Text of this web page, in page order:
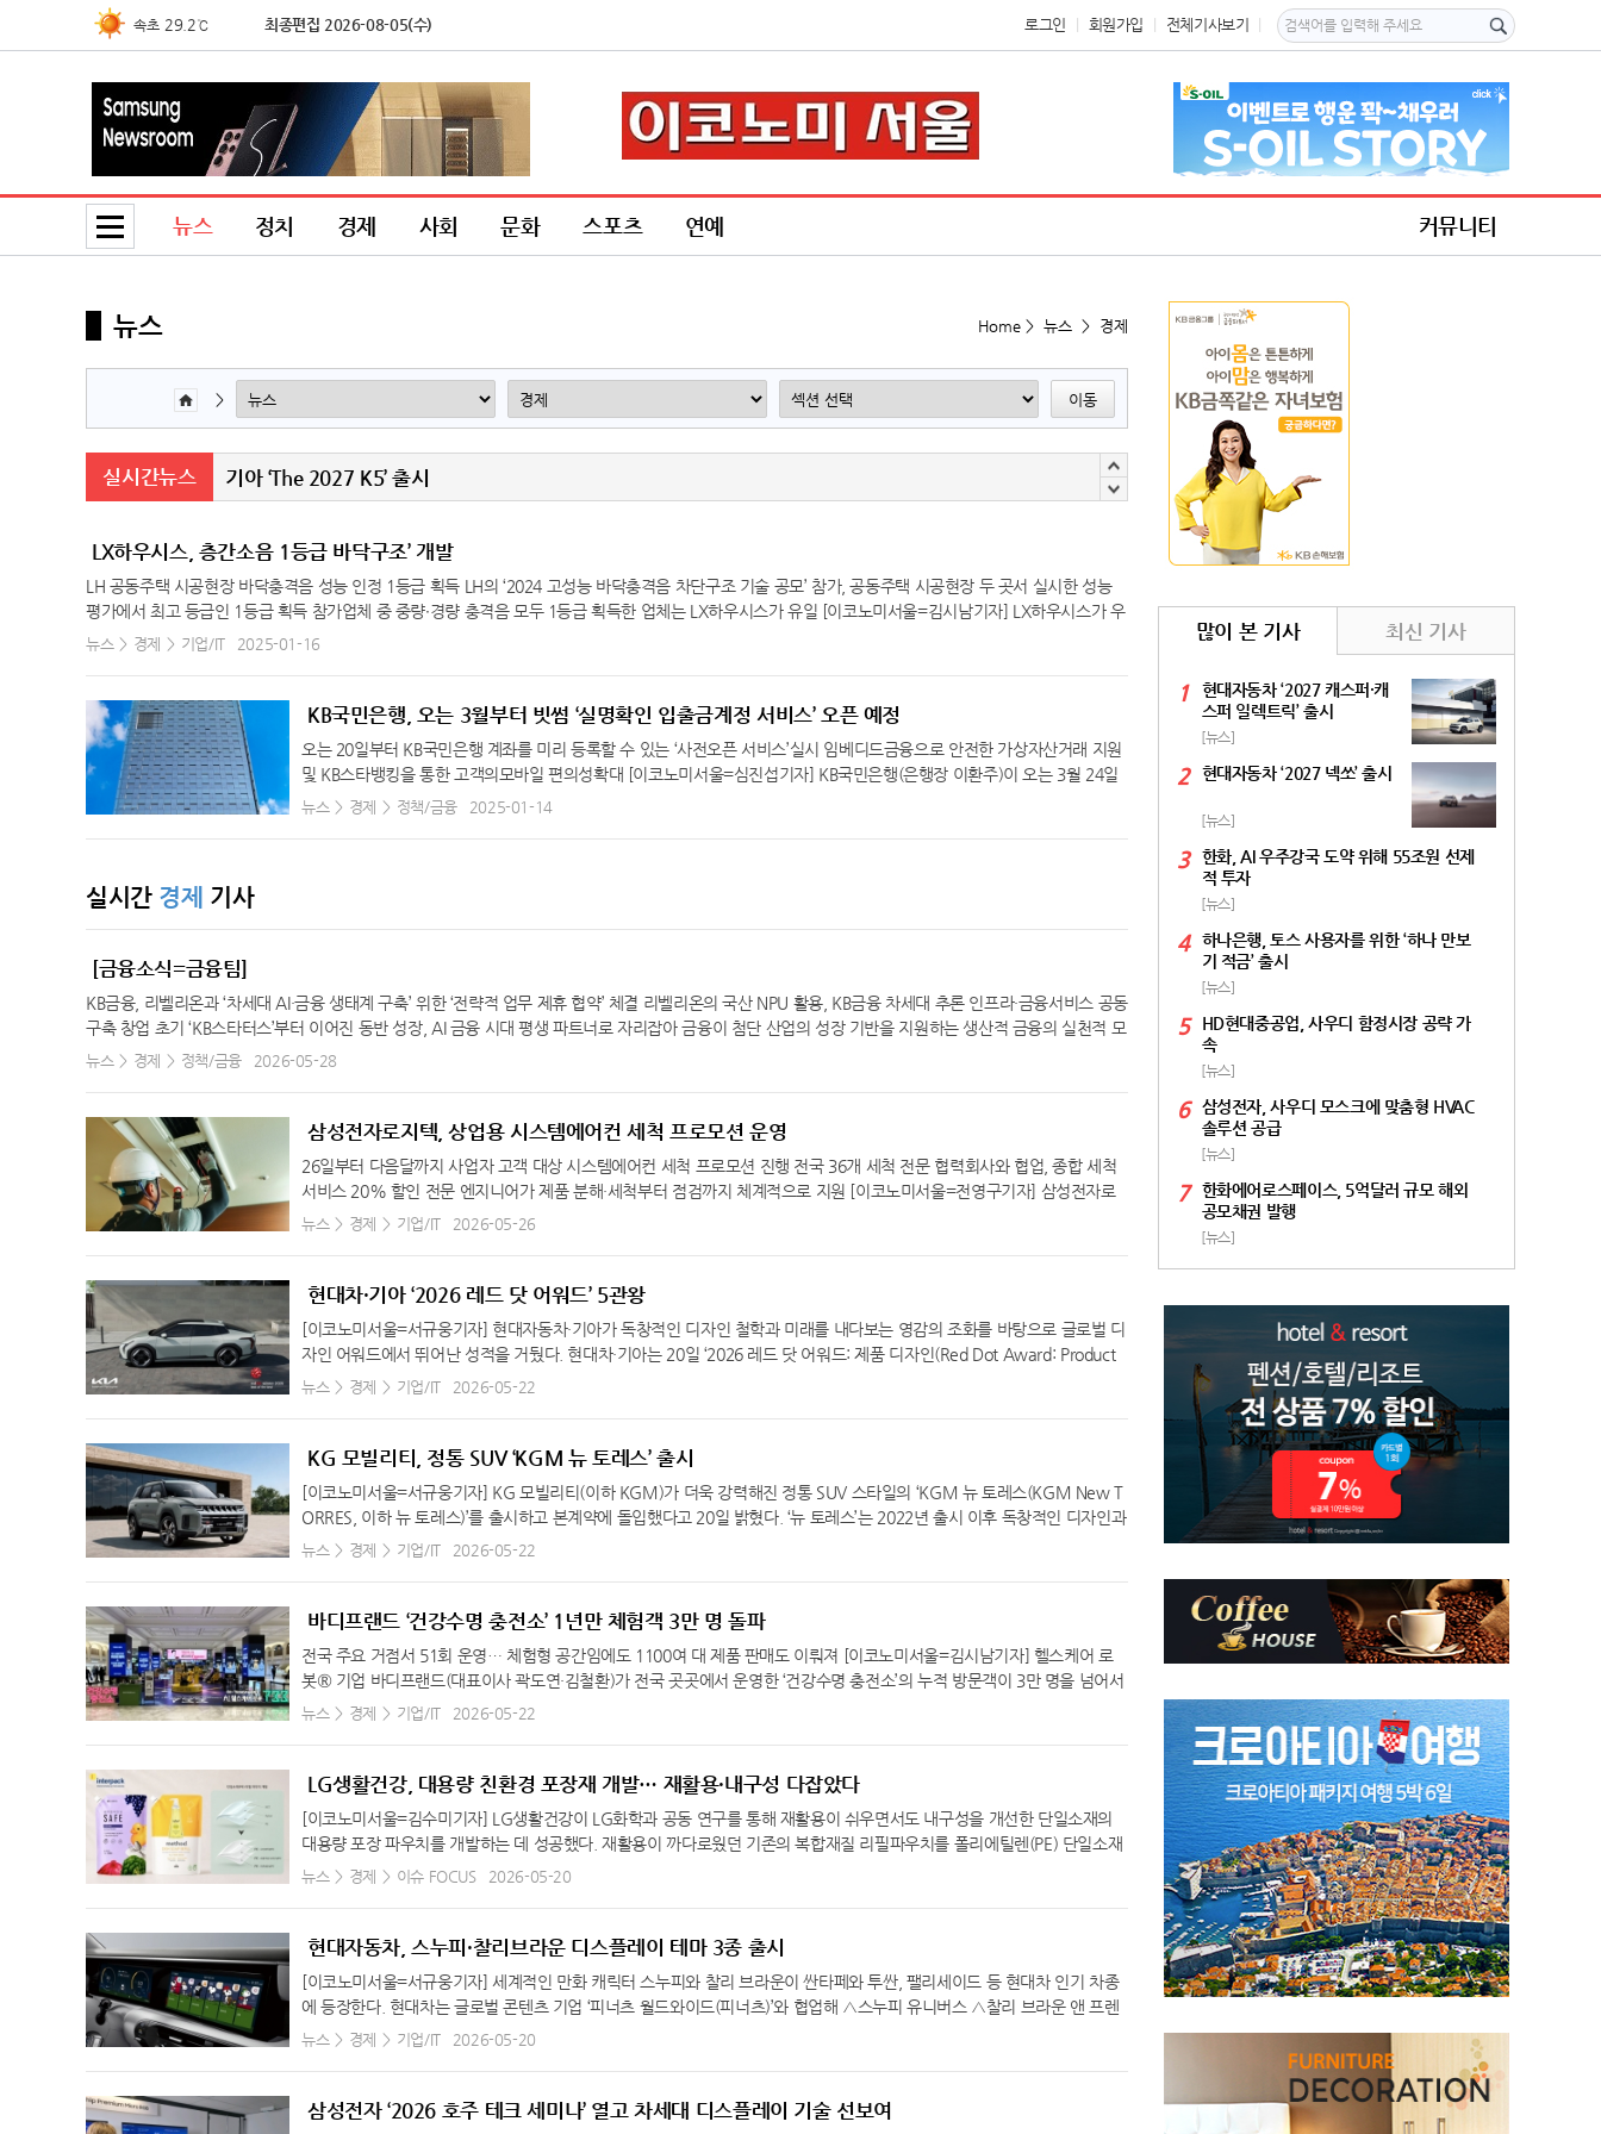
속초 29.2℃
동두천 34.3℃
34.3℃
대관령 24.5℃
37.0℃
36.5℃
인천 34.3℃
원주 35.5℃
수원 34.5℃
영월 34.5℃
울진 28.3℃
청주 36.4℃
대전 34.8℃
추풍령 32.4℃
상주 34.2℃
전주 35.2℃
울산 30.4℃
창원 31.9℃
광주 33.0℃
부산 32.4℃
통영 31.9℃
흑산도
완도 32.7℃
고창 ℃
순천 31.7℃
홍성 35.5℃
서청주 34.0℃
제주 30.6℃
고산 30.4℃
서귀포 32.3℃
진주 33.5℃
강화 31.5℃
35.1℃
인제 31.9℃
홍천 35.7℃
태백 26.4℃
제천 32.7℃
보은 33.0℃
천안 34.3℃
부여 34.8℃
최종편집 2026-08-05(수) 로그인 회원가입 전체기사보기
뉴스 정치 경제 사회 문화 스포츠 연예 커뮤니티
뉴스 Home > 뉴스 > 경제
> 이동
실시간뉴스 기아 ‘The 2027 K5’ 출시
LX하우시스, 층간소음 1등급 바닥구조’ 개발
LH 공동주택 시공현장 바닥충격음 성능 인정 1등급 획득 LH의 ‘2024 고성능 바닥충격음 차단구조 기술 공모’ 참가, 공동주택 시공현장 두 곳서 실시한 성능
평가에서 최고 등급인 1등급 획득 참가업체 중 중량∙경량 충격음 모두 1등급 획득한 업체는 LX하우시스가 유일 [이코노미서울=김시남기자] LX하우시스가 우
리나라의 큰 사회적 이슈로 떠오른 층간소음 문제 해결에 도움을 줄 수 있는 ‘층간소음 1등급 바닥구조’를 개발했다. 이와 관련 LX하우시스는 LH(한국토지주
가항목인 중량충격음과 경량충격음에서 모두 1등급을 획득한 업체는 LX하우시스가 유일하다. LX하우시스는 이번 공동주택 현장 성능 평가에서 중량충격음
36dB, 경량충격음 32dB를 기록, 아래 층에 전달되는 소음이 37dB 이하일 때 받을 수 있는 1등급을 받았다. 특히 LX하우시스가 획득한 바닥충격음 수치는 시
험기관의 시험실이 아닌 실제 공동주택 현장에서 진행된 층간소음 실증 결과여서 국내 건설 및 건축자재 업계에서 높은 평가를 받고 있다. 국토교통부가 202
2년 8월 아파트 완공 이후에도 층간소음을 측정해 기준치(49dB 이하)를 충족하지 못하면 보완시공 및 손해배상 등을 권고할 수 있는 ‘층간소음 사후확인제’를
도입하면서 고성능 바닥구조에 대한 수요가 높아져 업계로부터 큰 관심을 받고 있는 것이다. LX하우시스가 개발한 층간소음 1등급 바닥구조는 슬라브(210m
m) 위에 우레탄폼의 완충재와 중량 모르타르가 적용된 구조다. 우레탄폼 완충재(50mm)와 중량 모르타르(60mm)를 총 110mm 구조로 설계, 기존 아파트
흡수에 뛰어나 사람이 걷거나 뛸 때 저주파 진동으로 전달되는 중량 충격음을 효과적으로 차단해준다. 한편 LX하우시스는 2004년 국내 PVC바닥재 업계 최초
로 층간소음(경량충격음) 저감 기능성을 갖춘 ‘소리잠’ 바닥재를 출시한 이래 층간소음 저감에 도움을 주는 바닥재와 매트 등을 지속적으로 선보여 오고 있다.
뉴스 경제 기업/IT 2025-01-16
KB국민은행, 오는 3월부터 빗썸 ‘실명확인 입출금계정 서비스’ 오픈 예정
오는 20일부터 KB국민은행 계좌를 미리 등록할 수 있는 ‘사전오픈 서비스’실시 임베디드금융으로 안전한 가상자산거래 지원
및 KB스타뱅킹을 통한 고객의모바일 편의성확대 [이코노미서울=심진섭기자] KB국민은행(은행장 이환주)이 오는 3월 24일
부터 가상자산거래소 빗썸 이용 고객을 대상으로 ‘실명확인 입출금계정 서비스’를 오픈한다. ‘실명계정’은 동일금융회사 등에
뉴스 경제 정책/금융 2025-01-14
실시간 경제 기사
[금융소식=금융팀]
KB금융, 리벨리온과 ‘차세대 AI·금융 생태계 구축’ 위한 ‘전략적 업무 제휴 협약’ 체결 리벨리온의 국산 NPU 활용, KB금융 차세대 추론 인프라·금융서비스 공동
구축 창업 초기 ‘KB스타터스’부터 이어진 동반 성장, AI 금융 시대 평생 파트너로 자리잡아 금융이 첨단 산업의 성장 기반을 지원하는 생산적 금융의 실천적 모
델이 될 것 양사 이익을 넘어 국가·사회적 AI 생태계 발전 위한 협력, 소버린 AI 시대 한국형 인프라 경쟁력 확보 KB금융그룹(회장 양종희)은 27일 여의도 KB
다. 이날 협약식에는 박성현 리벨리온 대표와 양종희 KB금융그룹 회장을 비롯한 양사 주요 관계자들이 참석해 차세대 AI·금융 생태계 구축을 위한 협력 의지
를 다졌다. 이번 업무협약은 글로벌 AI 패권 경쟁이 본격화되는 가운데 KB금융의 AI 전환을 가속화하고 소버린 AI 시대에 걸맞은 한국형 AI 금융 인프라 경쟁
력을 확보하기 위해 마련됐다. 양사는 상호 신뢰와 존중을 바탕으로 AI 반도체 기술과 금융의 접점을 폭넓게 모색하고 중장기 협력 기반을 함께 마련해 나갈
계획이다. 본 협약을 통해 리벨리온은 KB금융에 높은 수준의 국산 AI 반도체 추론 인프라 및 금융서비스를 구축하는 데 필요한 최고의 기술과 제품을 적극적
으로 제공하고 KB금융과 함께 최적의 활용 방안을 적용해 나간다. KB금융은 리벨리온에 사업 운영, 자금조달 및 관리, 임직원 등과 관련해 최고의 금융서비스
와 인프라를 우선 제공한다. 더불어 양사는 국가·사회적 AI 생태계 발전을 위해 필요한 사항을 적극적으로 발굴하고 상호 협력할 예정이다. 이번 협약은 KB금
융이 일관되게 추진해 온 AI 금융 혁신 전략의 흐름 위에서 추진됐다는 점에서 의미를 더한다. KB금융은 지난 2022년 KB인베스트먼트를 통한 리벨리온의 시
리즈 A 투자로 협력 관계를 맺은 이후 2023년에는 리벨리온을 스타트업 육성 프로그램 ‘KB스타터스’로 선정하며 협업을 확대해 왔다. 특히 KB인베스트먼트
는 리벨리온의 사업 초기인 시리즈 A 라운드에서 가능성을 알아보고 첫 투자를 단행했고 시리즈 B부터는 KB증권이 합류하면서 그룹 차원의 자금 지원이 본격
화됐다. 이후 시리즈 C·Pre-IPO까지 KB증권과 KB인베스트먼트는 매 라운드 빠짐없이 투자에 참여하며 단순한 재무적 투자를 넘어 기술과 사업의 방향을 함
께 고민하고 성장을 지원하는 리벨리온의 든든한 파트너로 함께하고 있다. 이러한 그룹 차원의 지속적인 동행 속에서 리벨리온은 국내 대표 AI 반도체 기업으
로 이번 협약은 양사의 동반 성장을 본격적인 AI 금융 사업 협력으로 발전시키는 의미가 있으며 리벨리온과의 협력을 기점으로 다양한 AI·테크 파트너들과 연
계해 KB금융의 AI 경쟁력을 한층 강화하고 글로벌 수준의 AI 금융 리더십을 확보해 나갈 것이라고 말했다. 리벨리온 박성현 대표는 “KB금융은 리벨리온이 기
술을 증명하기 전부터 가능성을 믿고 함께해준 파트너”라며 “이번 협약은 금융이 키운 기술이 다시 금융 인프라를 바꾸는 선순환의 시작점이자 국산 AI 반도
체가 금융권에 뿌리내리는 첫걸음”이라고 밝혔다. 우리은행-종근당 ‘K-바이오’ 영토 넓힌다… 1조원 금융지원 맞손 시흥 배곧 R&D 단지 등 신약·글로벌 생산
거점 확충에 1조 규모 중장기 협력 R&D·수출입·인프라 아우르는 생산적 금융 지원으로 첨단 전략산업 경쟁력 가속화 우리은행(은행장 정진완)은 26일 서울
중구 우리은행 본점에서 종근당과 첨단 바이오산업 경쟁력 강화를 위한 금융지원 협약을 체결했다고 밝혔다. 이번 협약식에는 정진완 우리은행장과 김영주
종근당 대표이사 등 양사 주요 경영진이 참석했다. 양측은 향후 5년간 총 1조원 규모의 금융지원 한도를 마련하고 생산적 금융 기반의 중장기 협력 체계를 구
축하기로 했다. 현재 종근당은 글로벌 경쟁력을 한 단계 끌어올리기 위해 경기 시흥 배곧지구에 ‘첨단 바이오의약품 복합 R&D(연구개발) 단지’ 조성을 추진 중
이다. 이와 함께 글로벌 신약 파이프라인(신약 개발 프로젝트)을 확대하고 해외 연구 및 사업 거점을 강화하는 등 미래 성장에 속도를 내고 있다. 우리은행은
종근당의 대규모 투자 계획에 맞춰 △신약 개발 및 연구개발 투자 △배곧 R&D 단지 등 연구·생산 인프라 구축 △수출입 및 해외 사업 금융 △협력업체 상생 금
융 등 바이오산업 전반에 걸친 생산적 금융지원을 추진할 예정이다. 특히 이번 협약은 종근당의 미래 투자 수요를 고려해 여신 한도를 사전에 설정한 것이 특
바이오 기업”이라며 “우리은행은 이번 협약을 통해 종근당의 연구개발과 글로벌 도전이 결실로 이어질 수 있도록 금융의 역할을 충실히 수행하고 산업 성장의
든든한 파트너로 함께하겠다”고 밝혔다. 한편 우리은행은 첨단 전략산업과 실물 투자에 금융이 유기적으로 연결되는 생산적 금융을 지속 확대하고 국가 산업
경쟁력 강화와 미래 성장 기반 마련을 적극 지원해 나갈 계획이다.
뉴스 경제 정책/금융 2026-05-28
삼성전자로지텍, 상업용 시스템에어컨 세척 프로모션 운영
26일부터 다음달까지 사업자 고객 대상 시스템에어컨 세척 프로모션 진행 전국 36개 세척 전문 협력회사와 협업, 종합 세척
서비스 20% 할인 전문 엔지니어가 제품 분해·세척부터 점검까지 체계적으로 지원 [이코노미서울=전영구기자] 삼성전자로
지텍이 본격적인 무더위를 앞두고 ‘상업용 삼성 시스템에어컨 세척 할인 프로모션’을 진행한다. 이번 프로모션은 여름철 본격
사 기간 내 서비스를 신청한 고객은 천장형(1Way·2Way·4Way· 360 카세트), 스탠드형(일반형·중대형), 벽걸이형 등 상업용
열교환기, 송풍팬, 드레인 등 주요 부품을 집중 세척·관리하는 전문 케어 프로그램이다. 고압 세척 장비를 활용해 제품 내부의
미세 오염물질을 제거하고, 항균·탈취 공정을 통해 위생적인 사용 환경을 제공한다. 세척 이후에는 주요 부품 상태 점검을 통
해 이상 여부를 사전에 확인할 수 있도록 지원한다. 모든 서비스는 전문 기술 교육을 이수한 엔지니어가 체계적으로 진행한
다. 이번 프로모션의 상세 내용 확인과 서비스 신청은 삼성전자 비즈니스 및 삼성전자로지텍 공식 홈페이지와 전용 콜센터를
뉴스 경제 기업/IT 2026-05-26
현대차·기아 ‘2026 레드 닷 어워드’ 5관왕
[이코노미서울=서규웅기자] 현대자동차·기아가 독창적인 디자인 철학과 미래를 내다보는 영감의 조화를 바탕으로 글로벌 디
자인 어워드에서 뛰어난 성적을 거뒀다. 현대차·기아는 20일 ‘2026 레드 닷 어워드: 제품 디자인(Red Dot Award: Product
Design 2026)’에서 최우수상 1개와 본상 4개 등 5관왕을 달성했다고 밝혔다. 독일 노르트라인 베스트팔렌 디자인센터(Desig
EV4가 최우수상(Best of Best)을 거머쥐는 영예를 안았고, 이어 △기아 PV5 △제네시스 GV60 마그마 △모베드(MobED) △
최우수상을 수상하며 전용 전기차 모델 가운데 역대 네 번째 수상 차종으로 이름을 올렸다. 기아는 2022년 EV6를 시작으로
2024년 EV9, 2025년 EV3가 이 부문에서 최우수상을 수상한 바 있다. EV4는 기아의 디자인 철학인 ‘오퍼짓 유나이티드(Opp
osite United)’를 바탕으로 도전적이고 과감한 디자인 표현으로 눈길을 끌었다. 기아의 전동화 라인업에서 비어 있던 세단의
자리를 채우고, 패스트백 실루엣과 기존 세단의 틀을 깨는 과감한 디자인, 해치백의 콤팩트하고 역동적인 비례와 유럽 라이프
5는 실용성을 극대화한 패키지, 미래지향적이면서도 강인한 디자인 등으로 본상에 당당히 이름을 올렸다. 또 다른 본상 수상
작인 제네시스 △GV60 마그마는 공력 중심 설계와 전용 마그마 디테일이 결합된 디자인으로 세련된 우아함과 독보적인 존재
감을 인정받았다. 현대차·기아 로보틱스랩이 개발한 모바일 로봇 플랫폼 △모베드와 맥세이프 기능과 모듈형 릴홀더 시스템
적용으로 사용자 경험을 개선한 △현대 사원증 케이스도 나란히 본상을 수상했다. 현대차·기아는 이번 수상은 현대차, 기아,
뉴스 경제 기업/IT 2026-05-22
KG 모빌리티, 정통 SUV ‘KGM 뉴 토레스’ 출시
[이코노미서울=서규웅기자] KG 모빌리티(이하 KGM)가 더욱 강력해진 정통 SUV 스타일의 ‘KGM 뉴 토레스(KGM New T
ORRES, 이하 뉴 토레스)’를 출시하고 본계약에 돌입했다고 20일 밝혔다. ‘뉴 토레스’는 2022년 출시 이후 독창적인 디자인과
차급을 뛰어넘는 실용성으로 호평받아 온 토레스를 약 4년 만에 상품성을 높인 부분변경 모델로, 파워트레인 개선 및 터레인
를 강조했다. 전면부는 강인한 라인과 풍부한 볼륨감을 통해 압도적인 존재감을 드러낸다. 수평으로 확장된 버티컬 타입 라디
버 구조의 헤드램프를 적용해 사용 편의성과 내구성을 동시에 확보했다. 후면부는 차체와 분리된 형태의 레이어드 구조 리어
범퍼를 적용해 견고함을 배가했다. 또한, 입체적인 수직 패턴의 전후면 스키드 플레이트를 더해 SUV 본연의 강인한 이미지를
강조한다. 여기에 17인치부터 최대 20인치에 이르는 다이아몬드 컷팅 휠까지 폭넓은 옵션을 적용해 다이내믹한 스타일을 완
성했다. 실내는 인체 공학적 설계를 반영해 사용성을 개선하고 운전자 중심의 몰입감 높은 공간으로 구성했다. 신규 디자인
스티어링 휠을 적용해 스포티함과 향상된 그립감을 제공하며, 레버 타입 전자식 기어 노브와 디스플레이를 포함한 통합 공조
컨트롤 패널을 통해 조작성과 사용 편의성을 높였다. 외장은 신규 색상인 △플라즈마 섀도우를 포함해 △그랜드 화이트 △라
떼 그레이지 △포레스트 그린 △댄디 블루 △스페이스 블랙 등 6종을 운영한다. 인테리어는 △그레이 투톤 △블랙 △브라운
등 세 가지 컬러로 운영되며, 메인 컬러와 조화를 이루는 스티치를 적용해 고급스럽고 안정감 있는 실내 분위기를 연출한다.
5 T-GDI 엔진에 아이신(AISIN) 8단 자동변속기를 조합해 최고 출력 170마력, 최대 토크 30.6kg·m, 복합 연비 11.0km/ℓ(2
스’는 4WD 명가 KGM의 기술력을 집약한 터레인(Terrain) 모드를 새롭게 탑재했다. 터레인 모드는 노면 상태에 맞춰 구동력
과 조향 성능을 최적화해 안정적인 주행을 돕는 기능으로, △Sand(모래·자갈 등 불안정 노면에서의 탈출력 및 조향 안정성 향
상) △Mud(진흙·비포장 요철 노면에서의 안정적 주행 지원) △Snow & Gravel(눈길 등 저마찰 노면에서의 가속 및 조향 최
적화) 등 3가지 모드로 구성된다(※ 4WD 선택 시 포함). 여기에 기본 주행 모드인 △Normal △Sport △Winter와 도심 주행
발휘한다. ‘아테나 2.5’ 인포테인먼트 시스템 및 최첨단 안전 편의 사양 적용 KGM의 차세대 통합 UX/UI 플랫폼 ‘아테나 2.5’
뉴스 경제 기업/IT 2026-05-22
바디프랜드 ‘건강수명 충전소’ 1년만 체험객 3만 명 돌파
전국 주요 거점서 51회 운영… 체험형 공간임에도 1100여 대 제품 판매도 이뤄져 [이코노미서울=김시남기자] 헬스케어 로
봇® 기업 바디프랜드(대표이사 곽도연·김철환)가 전국 곳곳에서 운영한 ‘건강수명 충전소’의 누적 방문객이 3만 명을 넘어서
며 일상 속 헬스케어 로봇 경험을 확대하는 장으로 자리매김하고 있다. 건강수명 충전소(이하 ‘건충소’)는 바디프랜드가 전국
사지 소파, 라클라우드 모션베드, 소형 마사지기 ‘바디프랜드 미니’ 등의 제품을 자유롭게 사용하며 건강한 라이프스타일을 경
가족 단위 고객부터 MZ세대, 한국을 찾은 외국인 관광객들까지 다양한 층의 방문객들이 건충소를 찾아 바디프랜드의 헬스케
어 기술력을 자연스럽게 경험했다. 특히 신세계백화점 강남점 건충소는 고객의 폭발적인 호응에 힘입어 4회차에 걸쳐 운영,
총 8000명 가까이 다녀가 최다 체험객 수를 기록했다. 최근 운영한 오늘의집 북촌을 비롯해 신세계백화점 센텀시티점, 강동
아이파크 더리버 몰, 롯데백화점 광복점과 인천점 등의 건충소에도 각각 1~2000명 이상의 체험객이 방문해 그 인기를 실감
의 제품이 판매됐다. 현재도 전국 건충소에서 웨어러블 AI 헬스케어 로봇 733을 비롯해 퀀텀 AI, 다빈치 AI 등 다양한 제품 체
험 이후 즉각적인 상담과 판매가 꾸준히 이어지고 있다. 바디프랜드는 앞으로도 더 많은 고객이 다양한 오프라인 공간에서 바
디프랜드만의 차별화된 AI 헬스케어 로봇을 통해 건강수명 충전의 경험을 누릴 수 있도록 기회를 확대해 나갈 것이라고 밝혔
다.
뉴스 경제 기업/IT 2026-05-22
LG생활건강, 대용량 친환경 포장재 개발… 재활용·내구성 다잡았다
[이코노미서울=김수미기자] LG생활건강이 LG화학과 공동 연구를 통해 재활용이 쉬우면서도 내구성을 개선한 단일소재의
대용량 포장 파우치를 개발하는 데 성공했다. 재활용이 까다로웠던 기존의 복합재질 리필파우치를 폴리에틸렌(PE) 단일소재
로 전환해, 분리배출과 재활용 공정을 더 단순화한 게 특징이다. 기존 포장 파우치는 내구성 등을 보완하기 위해 여러 재질이
일소재의 포장 파우치를 개발하고, ‘세이프 천연미네랄 주방세제 리필 1L’에 적용한 바 있다. 현재는 ‘메소드 주방세제 리필 1
용량에도 사용할 수 있는 포장 파우치를 개발하는 데 성공했다. 특히 단일소재로는 세계 최고 수준인 14μm 두께를 구현한 초
박막 포장필름 소재 ‘유니커블(UNIQABLE™)’을 적용, 차별화된 기술력도 선보였다. 유니커블은 기존 복합재질 포장 필름과
동등한 물성을 유지하면서도 폴리에틸렌 단일소재로 재활용률을 높여 지속가능성과 고기능성을 동시에 충족하는 혁신 소재
로 평가받고 있다. 앞서 LG화학은 이달 초 독일 뒤셀도르프에서 열린 유럽 최대 포장 전시회 ‘인터팩(Interpack) 2026’에서
도를 다각도로 모색하며, ESG 경영 관점에서 친환경 포장재 연구개발을 통한 플라스틱 순환경제 전략을 구체화하고 있다. L
뉴스 경제 이슈 FOCUS 2026-05-20
현대자동차, 스누피·찰리브라운 디스플레이 테마 3종 출시
[이코노미서울=서규웅기자] 세계적인 만화 캐릭터 스누피와 찰리 브라운이 싼타페와 투싼, 팰리세이드 등 현대차 인기 차종
에 등장한다. 현대차는 글로벌 콘텐츠 기업 ‘피너츠 월드와이드(피너츠)’와 협업해 △스누피 유니버스 △찰리 브라운 앤 프렌
즈 △로드 트립 등 신규 디스플레이 테마 3종을 19일 국내 출시했다. 스누피와 찰리 브라운이 등장하는 ‘피너츠’는 만화가 찰
다. 현대차는 지난해 12월 미국에서 피너츠 디스플레이 테마를 처음 출시했고, 올해 상반기(1~6월) 국내에도 같은 테마를 선
뉴스 경제 기업/IT 2026-05-20
삼성전자 ‘2026 호주 테크 세미나’ 열고 차세대 디스플레이 기술 선보여
많이 본 기사 최신 기사
1
현대자동차 ‘2027 캐스퍼·캐
스퍼 일렉트릭’ 출시
[뉴스]
2 현대자동차 ‘2027 넥쏘’ 출시
[뉴스]
3
한화, AI 우주강국 도약 위해 55조원 선제
적 투자
[뉴스]
4
하나은행, 토스 사용자를 위한 ‘하나 만보
기 적금’ 출시
[뉴스]
5
HD현대중공업, 사우디 함정시장 공략 가
속
[뉴스]
6
삼성전자, 사우디 모스크에 맞춤형 HVAC
솔루션 공급
[뉴스]
7
한화에어로스페이스, 5억달러 규모 해외
공모채권 발행
[뉴스]